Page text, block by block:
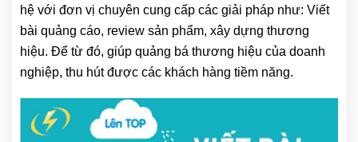
hệ với đơn vị chuyên cung cấp các giải pháp như: Viết
bài quảng cáo, review sản phẩm, xây dựng thương
hiệu. Để từ đó, giúp quảng bá thương hiệu của doanh
nghiệp, thu hút được các khách hàng tiềm năng.